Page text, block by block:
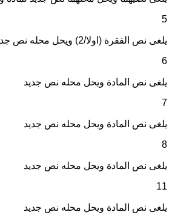
5
يلغى نص الفقرة (اولا/2) ويحل محله نص جديد
6
يلغى نص المادة ويحل محله نص جديد
7
يلغى نص المادة ويحل محله نص جديد
8
يلغى نص المادة ويحل محله نص جديد
11
يلغى نص المادة ويحل محله نص جديد